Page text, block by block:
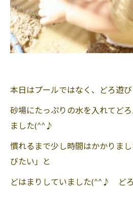
本日はプールではなく、どろ遊び
砂場にたっぷりの水を入れてど
ました(^^♪
慣れるまで少し時間はかかりま
びたい」と
どはまりしていました(^^♪ どろ